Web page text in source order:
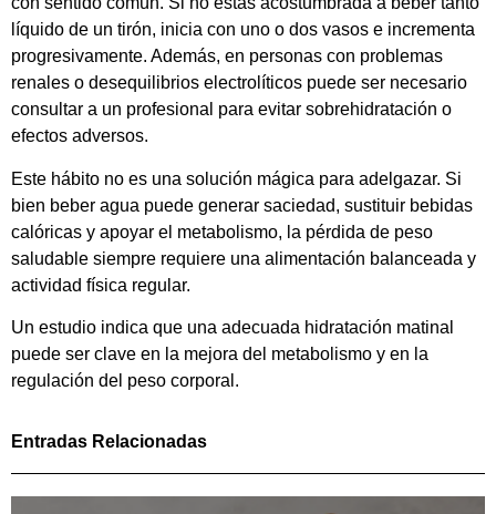
líquido de un tirón, inicia con uno o dos vasos e incrementa
progresivamente. Además, en personas con problemas
renales o desequilibrios electrolíticos puede ser necesario
consultar a un profesional para evitar sobrehidratación o
efectos adversos.
Este hábito no es una solución mágica para adelgazar. Si
bien beber agua puede generar saciedad, sustituir bebidas
calóricas y apoyar el metabolismo, la pérdida de peso
saludable siempre requiere una alimentación balanceada y
actividad física regular.
Un estudio indica que una adecuada hidratación matinal
puede ser clave en la mejora del metabolismo y en la
regulación del peso corporal.
Entradas Relacionadas